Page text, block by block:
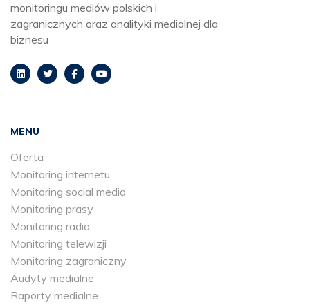
monitoringu mediów polskich i
zagranicznych oraz analityki medialnej dla
biznesu
MENU
Oferta
Monitoring internetu
Monitoring social media
Monitoring prasy
Monitoring radia
Monitoring telewizji
Monitoring zagraniczny
Audyty medialne
Raporty medialne